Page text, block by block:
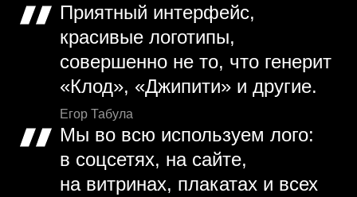
Приятный интерфейс,
красивые логотипы,
совершенно не то, что генерит
«Клод», «Джипити» и другие.
Егор Табула
Мы во всю используем лого:
в соцсетях, на сайте,
на витринах, плакатах и всех